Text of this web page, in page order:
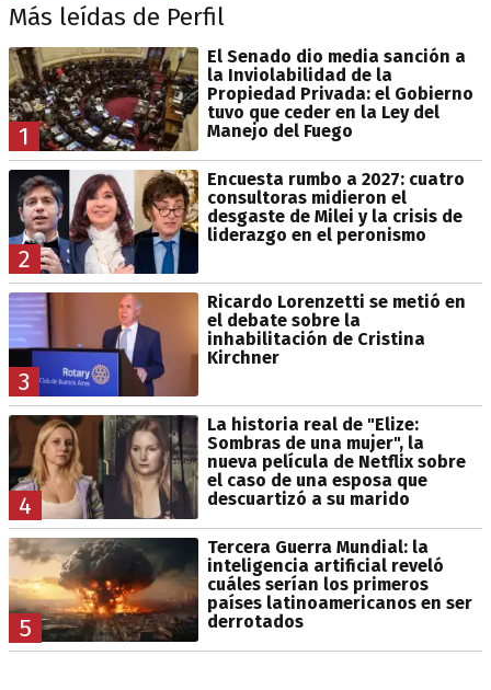
Más leídas de Perfil
1
El Senado dio media sanción a
la Inviolabilidad de la
Propiedad Privada: el Gobierno
tuvo que ceder en la Ley del
Manejo del Fuego
2
Encuesta rumbo a 2027: cuatro
consultoras midieron el
desgaste de Milei y la crisis de
liderazgo en el peronismo
3
Ricardo Lorenzetti se metió en
el debate sobre la
inhabilitación de Cristina
Kirchner
4
La historia real de "Elize:
Sombras de una mujer", la
nueva película de Netflix sobre
el caso de una esposa que
descuartizó a su marido
5
Tercera Guerra Mundial: la
inteligencia artificial reveló
cuáles serían los primeros
países latinoamericanos en ser
derrotados